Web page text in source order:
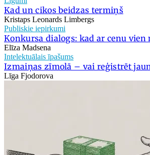
Kad un cikos beidzas termiņš
Kristaps Leonards Limbergs
Publiskie iepirkumi
Konkursa dialogs: kad ar cenu vien
Elīza Madsena
Intelektuālais īpašums
Izmaiņas zīmolā – vai reģistrēt
Līga Fjodorova